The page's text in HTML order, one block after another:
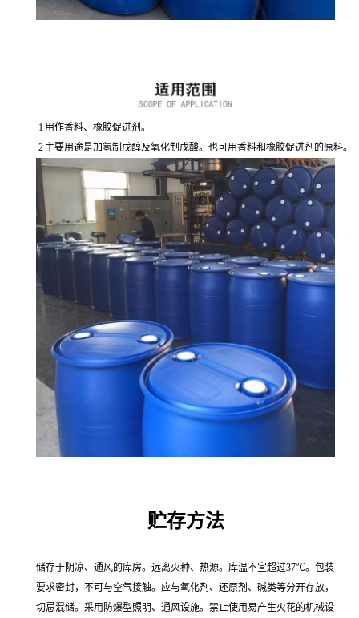
1用作香料、橡胶促进剂。
2 主要用途是加氢制戊醇及氧化制戊酸。也可用香料和橡胶促进剂的原料。
贮存方法
储存于阴凉、通风的库房。远离火种、热源。库温不宜超过37℃。包装
要求密封，不可与空气接触。应与氧化剂、还原剂、碱类等分开存放，
切忌混储。采用防爆型照明、通风设施。禁止使用易产生火花的机械设